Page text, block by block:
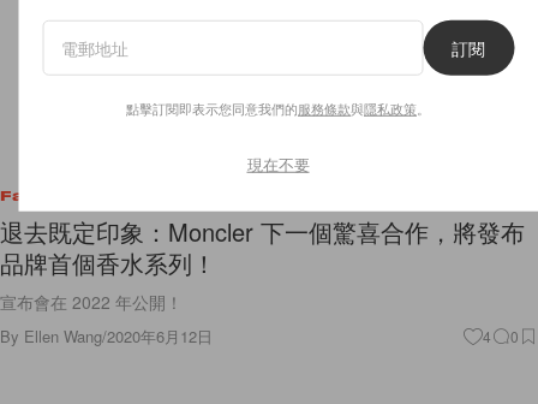
Fashion
退去既定印象：Moncler 下一個驚喜合作，將發布
品牌首個香水系列！
宣布會在 2022 年公開！
By Ellen Wang/2020年6月12日 4 0
訂閱
點擊訂閱即表示您同意我們的服務條款與隱私政策
現在不要